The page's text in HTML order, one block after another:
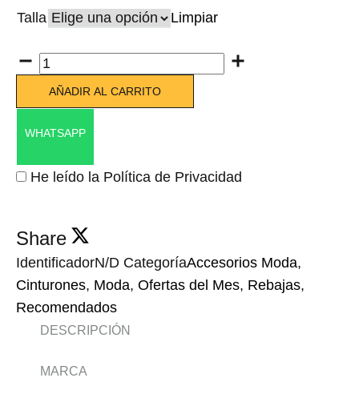
Talla Limpiar
Cantidad
AÑADIR AL CARRITO
WHATSAPP
He leído la Política de Privacidad
Share
IdentificadorN/D CategoríaAccesorios Moda,
Cinturones, Moda, Ofertas del Mes, Rebajas,
Recomendados
DESCRIPCIÓN
MARCA